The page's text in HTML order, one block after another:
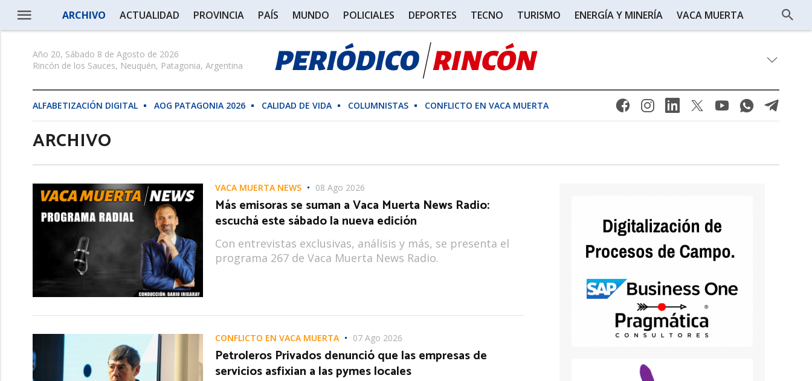
ARCHIVO ACTUALIDAD PROVINCIA PAÍS MUNDO POLICIALES DEPORTES TECNO TURISMO ENERGÍA Y MINERÍA VACA MUERTA
Año 20, Sábado 8 de Agosto de 2026
Rincón de los Sauces, Neuquén, Patagonia, Argentina
ALFABETIZACIÓN DIGITAL AOG PATAGONIA 2026 CALIDAD DE VIDA COLUMNISTAS CONFLICTO EN VACA MUERTA
ARCHIVO
VACA MUERTA NEWS 08 Ago 2026
Más emisoras se suman a Vaca Muerta News Radio:
escuchá este sábado la nueva edición
Con entrevistas exclusivas, análisis y más, se presenta el
programa 267 de Vaca Muerta News Radio.
CONFLICTO EN VACA MUERTA 07 Ago 2026
Petroleros Privados denunció que las empresas de
servicios asfixian a las pymes locales